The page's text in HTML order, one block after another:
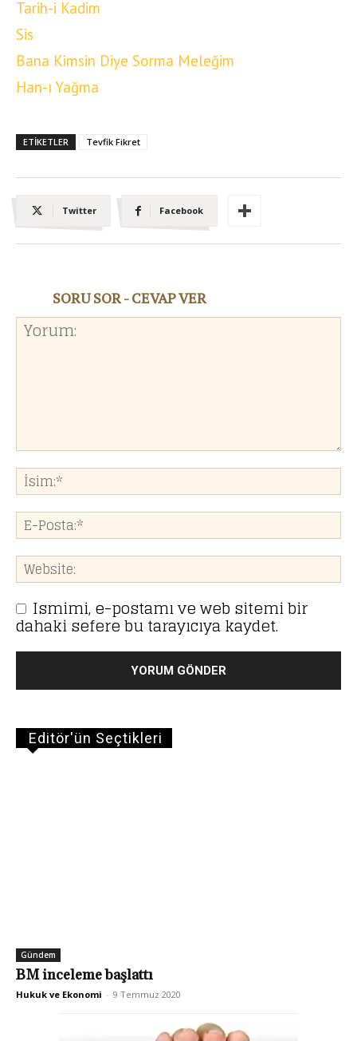
Tarih-i Kadim
Sis
Bana Kimsin Diye Sorma Meleğim
Han-ı Yağma
ETIKETLER Tevfik Fikret
Twitter Facebook
SORU SOR - CEVAP VER
Ismimi, e-postamı ve web sitemi bir
dahaki sefere bu tarayıcıya kaydet.
Editör'ün Seçtikleri
Gündem
BM inceleme başlattı
Hukuk ve Ekonomi - 9 Temmuz 2020